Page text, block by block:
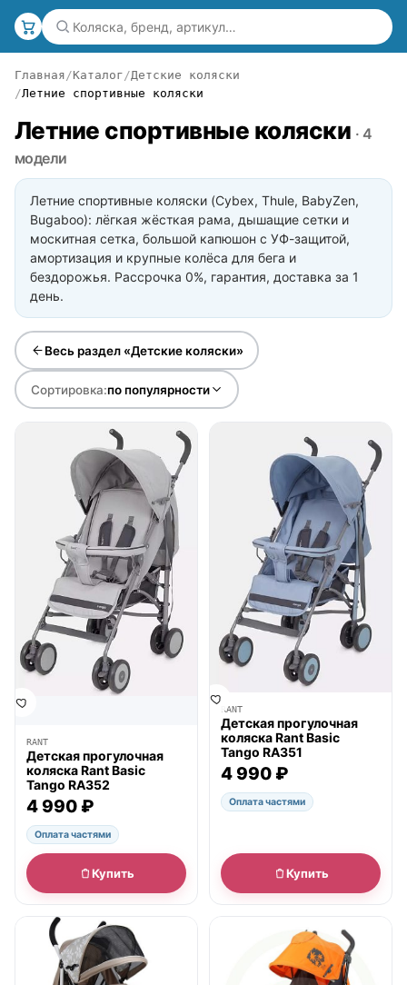
Главная Каталог Детские коляски
Летние спортивные коляски
Летние спортивные коляски · 4
модели
Летние спортивные коляски (Cybex, Thule, BabyZen,
Bugaboo): лёгкая жёсткая рама, дышащие сетки и
москитная сетка, большой капюшон с УФ-защитой,
амортизация и крупные колёса для бега и
бездорожья. Рассрочка 0%, гарантия, доставка за 1
день.
Весь раздел «Детские коляски»
Сортировка:по популярности
RANT
Детская прогулочная
коляска Rant Basic
Tango RA352
4 990 ₽
Оплата частями
Купить
RANT
Детская прогулочная
коляска Rant Basic
Tango RA351
4 990 ₽
Оплата частями
Купить